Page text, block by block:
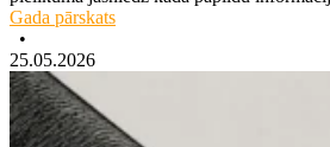
Gada pārskats
•
25.05.2026